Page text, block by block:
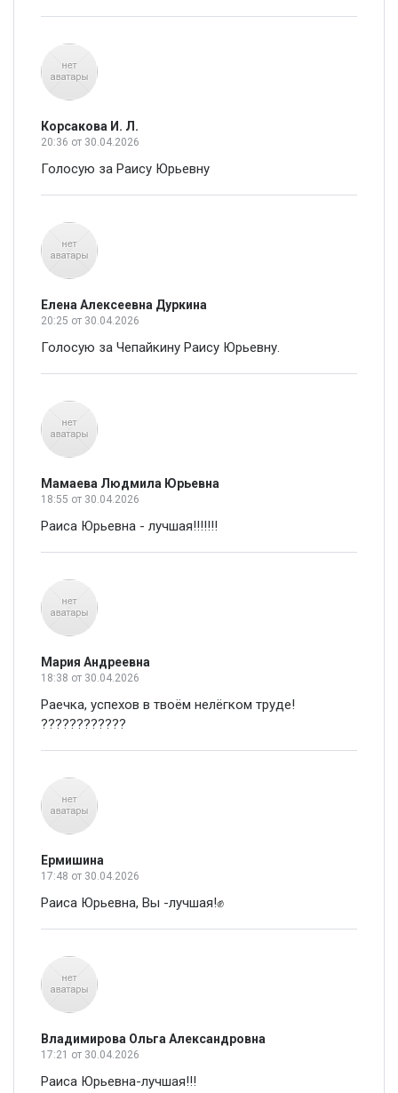
Корсакова И. Л.
20:36 от 30.04.2026
Голосую за Раису Юрьевну
Елена Алексеевна Дуркина
20:25 от 30.04.2026
Голосую за Чепайкину Раису Юрьевну.
Мамаева Людмила Юрьевна
18:55 от 30.04.2026
Раиса Юрьевна - лучшая!!!!!!!
Мария Андреевна
18:38 от 30.04.2026
Раечка, успехов в твоём нелёгком труде!
????????????
Ермишина
17:48 от 30.04.2026
Раиса Юрьевна, Вы -лучшая!✊
Владимирова Ольга Александровна
17:21 от 30.04.2026
Раиса Юрьевна-лучшая!!!